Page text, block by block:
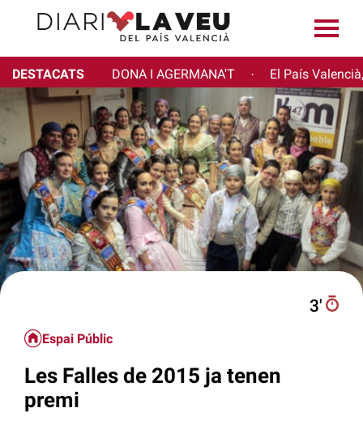
DESTACATS DONA I AGERMANA'T · El País
3′
Espai Públic
Les Falles de 2015 ja tenen
premi